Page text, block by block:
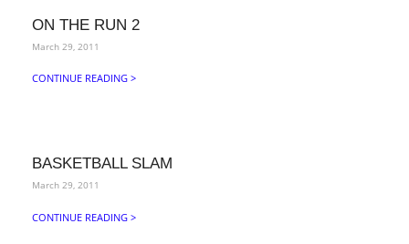
ON THE RUN 2
March 29, 2011
CONTINUE READING >
BASKETBALL SLAM
March 29, 2011
CONTINUE READING >